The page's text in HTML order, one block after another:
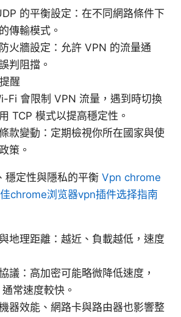
的平衡設定：在不同網路條件下
傳輸模式。
火牆設定：允許 VPN 的流量通
判阻擋。
醒
Fi 會限制 VPN 流量，遇到時切換
TCP 模式以提高穩定性。
款變動：定期檢視你所在國家與使
策。
穩定性與隱私的平衡 Vpn chrome
chrome浏览器vpn插件选择指南
地理距離：越近、負載越低，速度
議：高加密可能略微降低速度，
常速度較快。
器效能、網路卡與路由器也影響整